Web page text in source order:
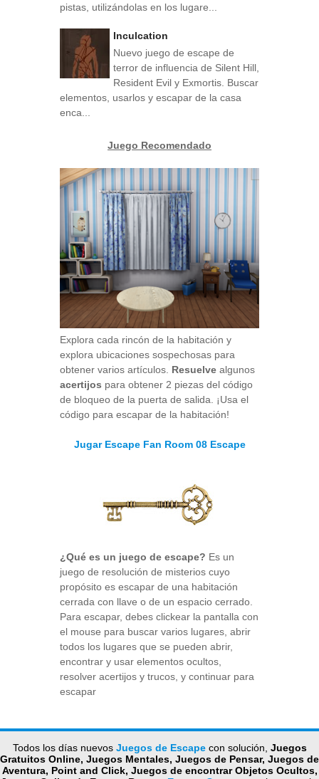
pistas, utilizándolas en los lugare...
Inculcation
Nuevo juego de escape de
terror de influencia de Silent Hill,
Resident Evil y Exmortis. Buscar
elementos, usarlos y escapar de la casa
enca...
Juego Recomendado
Explora cada rincón de la habitación y
explora ubicaciones sospechosas para
obtener varios artículos. Resuelve algunos
acertijos para obtener 2 piezas del código
de bloqueo de la puerta de salida. ¡Usa el
código para escapar de la habitación!
Jugar Escape Fan Room 08 Escape
¿Qué es un juego de escape? Es un
juego de resolución de misterios cuyo
propósito es escapar de una habitación
cerrada con llave o de un espacio cerrado.
Para escapar, debes clickear la pantalla con
el mouse para buscar varios lugares, abrir
todos los lugares que se pueden abrir,
encontrar y usar elementos ocultos,
resolver acertijos y trucos, y continuar para
escapar
Todos los días nuevos Juegos de Escapecon solución, Juegos
Gratuitos Online, Juegos Mentales, Juegos de Pensar, Juegos de
Aventura, Point and Click, Juegos de encontrar Objetos Ocultos,